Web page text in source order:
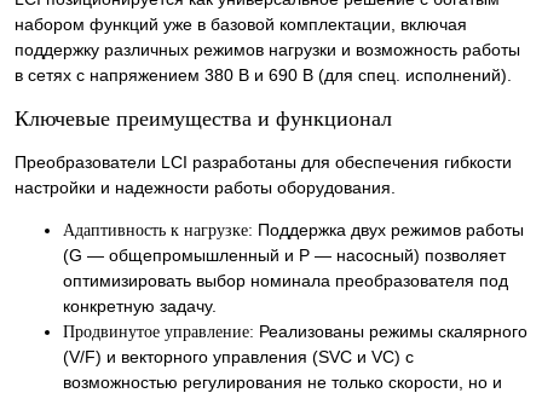
набором функций уже в базовой комплектации, включая
поддержку различных режимов нагрузки и возможность работы
в сетях с напряжением 380 В и 690 В (для спец. исполнений).
Ключевые преимущества и функционал
Преобразователи LCI разработаны для обеспечения гибкости
настройки и надежности работы оборудования.
Адаптивность к нагрузке: Поддержка двух режимов работы
(G — общепромышленный и P — насосный) позволяет
оптимизировать выбор номинала преобразователя под
конкретную задачу.
Продвинутое управление: Реализованы режимы скалярного
(V/F) и векторного управления (SVC и VC) с
возможностью регулирования не только скорости, но и